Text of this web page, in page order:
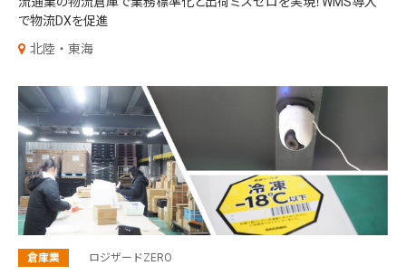
で物流DXを促進
北陸・東海
倉庫業 ロジザードZERO